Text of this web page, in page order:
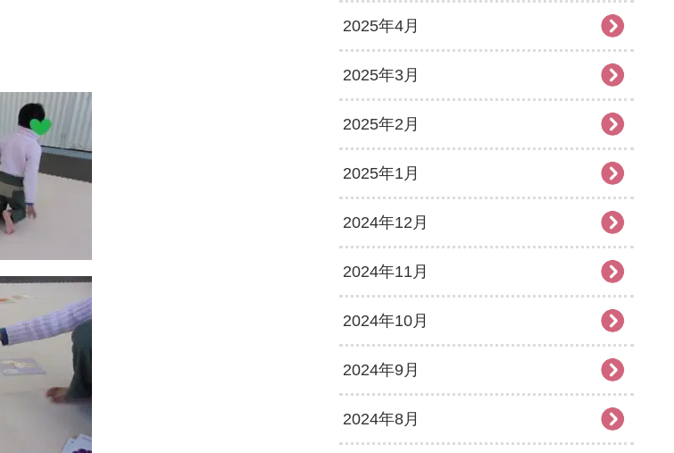
2025年4月
2025年3月
2025年2月
2025年1月
2024年12月
2024年11月
2024年10月
2024年9月
2024年8月